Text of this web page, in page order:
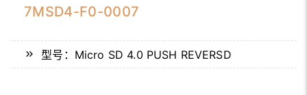
7MSD4-F0-0007
型号：Micro SD 4.0 PUSH REVERSD